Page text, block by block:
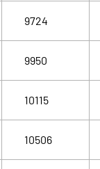
9724
9950
10115
10506